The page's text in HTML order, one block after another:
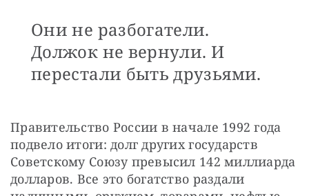
Они не разбогатели.
Должок не вернули. И
перестали быть друзьями.
Правительство России в начале 1992 года
подвело итоги: долг других государств
Советскому Союзу превысил 142 миллиарда
долларов. Все это богатство раздали